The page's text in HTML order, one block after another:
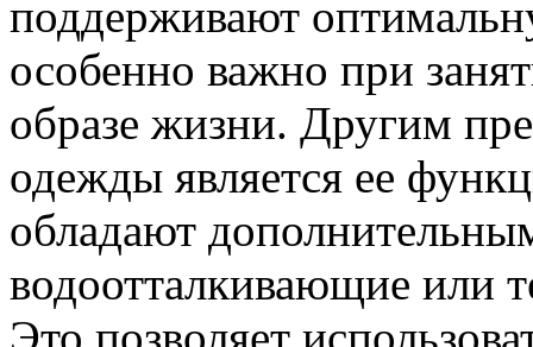
поддерживают
особенно важно при
образе жизни. Другим
одежды является ее
обладают
водоотталкивающие или
Это позволяет